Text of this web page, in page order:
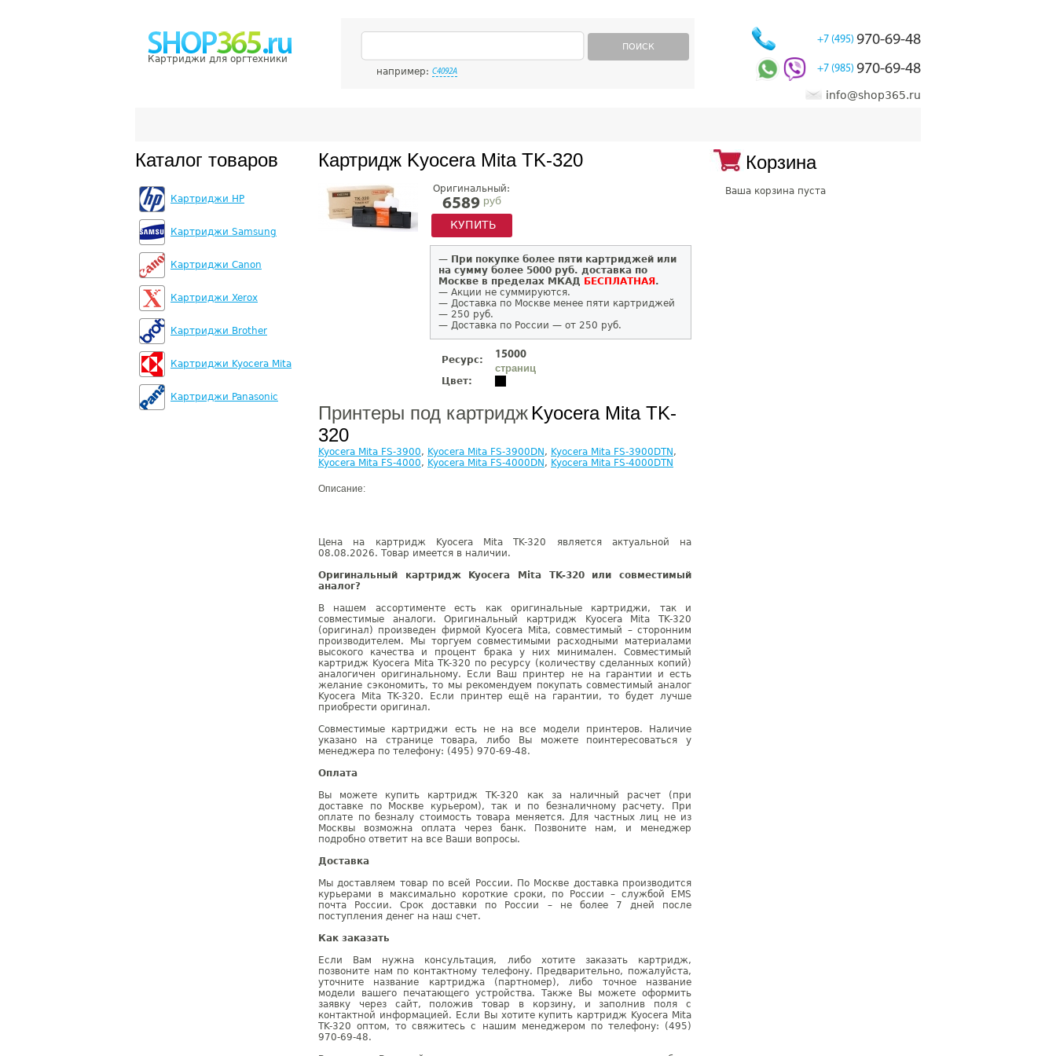
Картриджи для оргтехники
ПОИСК
например: C4092A
+7 (495) 970-69-48
+7 (985) 970-69-48
info@shop365.ru
Каталог товаров
Картриджи HP
Картриджи Samsung
Картриджи Canon
Картриджи Xerox
Картриджи Brother
Картриджи Kyocera Mita
Картриджи Panasonic
Картридж Kyocera Mita TK-320
Оригинальный:
6589руб
КУПИТЬ
— При покупке более пяти картриджей или
на сумму более 5000 руб. доставка по
Москве в пределах МКАД БЕСПЛАТНАЯ .
— Акции не суммируются.
— Доставка по Москве менее пяти картриджей
— 250 руб.
— Доставка по России — от 250 руб.
Ресурс:
15000
страниц
Цвет:
Принтеры под картридж Kyocera Mita TK-
320
Kyocera Mita FS-3900, Kyocera Mita FS-3900DN , Kyocera Mita FS-3900DTN ,
Kyocera Mita FS-4000, Kyocera Mita FS-4000DN , Kyocera Mita FS-4000DTN
Описание:
Цена на картридж Kyocera Mita TK-320 является актуальной на
08.08.2026. Товар имеется в наличии.
Оригинальный картридж Kyocera Mita TK-320 или совместимый
аналог?
В нашем ассортименте есть как оригинальные картриджи, так и
совместимые аналоги. Оригинальный картридж Kyocera Mita TK-320
(оригинал) произведен фирмой Kyocera Mita, совместимый – сторонним
производителем. Мы торгуем совместимыми расходными материалами
высокого качества и процент брака у них минимален. Совместимый
картридж Kyocera Mita TK-320 по ресурсу (количеству сделанных копий)
аналогичен оригинальному. Если Ваш принтер не на гарантии и есть
желание сэкономить, то мы рекомендуем покупать совместимый аналог
Kyocera Mita TK-320. Если принтер ещё на гарантии, то будет лучше
приобрести оригинал.
Совместимые картриджи есть не на все модели принтеров. Наличие
указано на странице товара, либо Вы можете поинтересоваться у
менеджера по телефону: (495) 970-69-48.
Оплата
Вы можете купить картридж TK-320 как за наличный расчет (при
доставке по Москве курьером), так и по безналичному расчету. При
оплате по безналу стоимость товара меняется. Для частных лиц не из
Москвы возможна оплата через банк. Позвоните нам, и менеджер
подробно ответит на все Ваши вопросы.
Доставка
Мы доставляем товар по всей России. По Москве доставка производится
курьерами в максимально короткие сроки, по России – службой EMS
почта России. Срок доставки по России – не более 7 дней после
поступления денег на наш счет.
Как заказать
Если Вам нужна консультация, либо хотите заказать картридж,
позвоните нам по контактному телефону. Предварительно, пожалуйста,
уточните название картриджа (партномер), либо точное название
модели вашего печатающего устройства. Также Вы можете оформить
заявку через сайт, положив товар в корзину, и заполнив поля с
контактной информацией. Если Вы хотите купить картридж Kyocera Mita
TK-320 оптом, то свяжитесь с нашим менеджером по телефону: (495)
970-69-48.
Корзина
Ваша корзина пуста